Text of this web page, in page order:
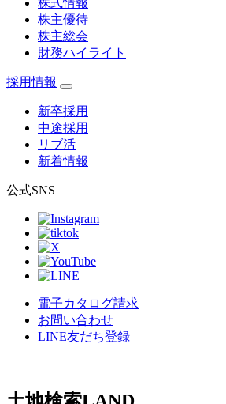
株主優待
株主総会
財務ハイライト
採用情報
新卒採用
中途採用
リブ活
新着情報
公式SNS
電子カタログ請求
お問い合わせ
LINE友だち登録